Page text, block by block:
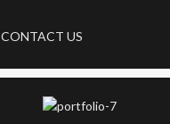
CONTACT US